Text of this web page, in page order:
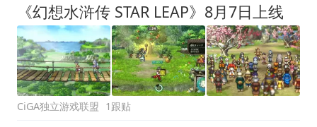
《幻想水浒传 STAR LEAP》8月7日上线
CiGA独立游戏联盟 1跟贴